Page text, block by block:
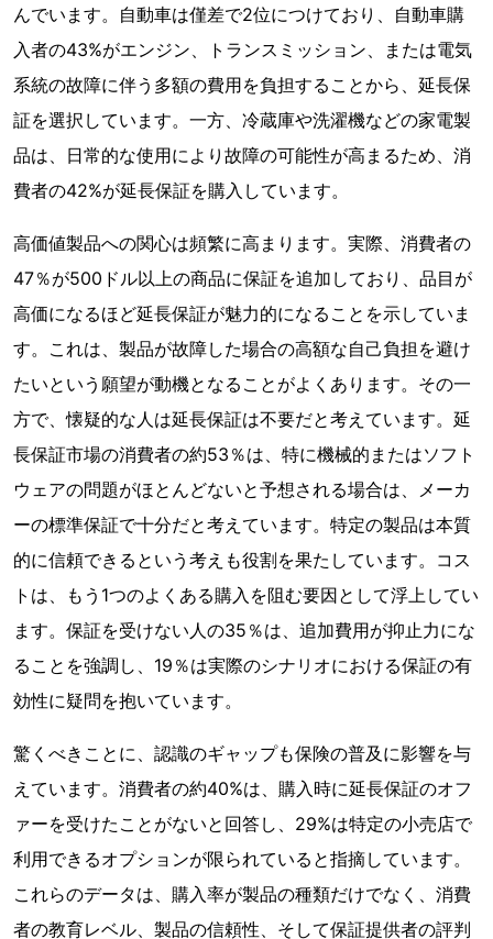
んでいます。自動車は僅差で2位につけており、自動車購
入者の43%がエンジン、トランスミッション、または電気
系統の故障に伴う多額の費用を負担することから、延長保
証を選択しています。一方、冷蔵庫や洗濯機などの家電製
品は、日常的な使用により故障の可能性が高まるため、消
費者の42%が延長保証を購入しています。
高価値製品への関心は頻繁に高まります。実際、消費者の
47％が500ドル以上の商品に保証を追加しており、品目が
高価になるほど延長保証が魅力的になることを示していま
す。これは、製品が故障した場合の高額な自己負担を避け
たいという願望が動機となることがよくあります。その一
方で、懐疑的な人は延長保証は不要だと考えています。延
長保証市場の消費者の約53％は、特に機械的またはソフト
ウェアの問題がほとんどないと予想される場合は、メーカ
ーの標準保証で十分だと考えています。特定の製品は本質
的に信頼できるという考えも役割を果たしています。コス
トは、もう1つのよくある購入を阻む要因として浮上してい
ます。保証を受けない人の35％は、追加費用が抑止力にな
ることを強調し、19％は実際のシナリオにおける保証の有
効性に疑問を抱いています。
驚くべきことに、認識のギャップも保険の普及に影響を与
えています。消費者の約40%は、購入時に延長保証のオフ
ァーを受けたことがないと回答し、29%は特定の小売店で
利用できるオプションが限られていると指摘しています。
これらのデータは、購入率が製品の種類だけでなく、消費
者の教育レベル、製品の信頼性、そして保証提供者の評判